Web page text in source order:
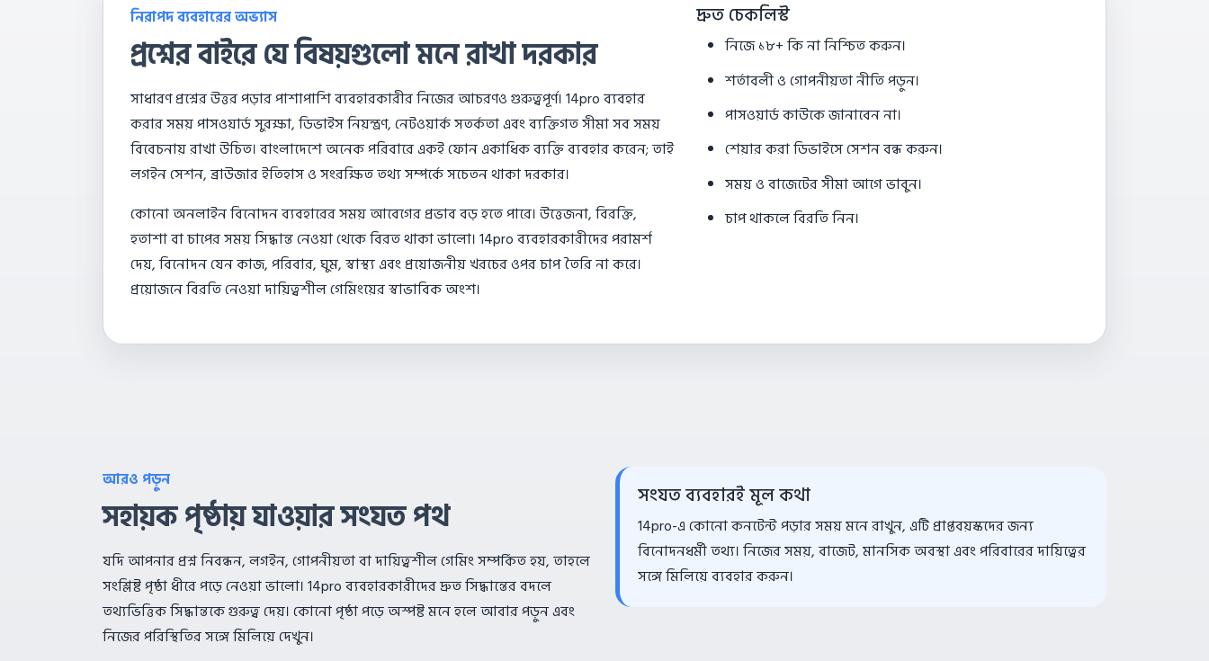
নিরাপদ ব্যবহারের অভ্যাস
প্রশ্নের বাইরে যে বিষয়গুলো মনে রাখা দরকার
সাধারণ প্রশ্নের উত্তর পড়ার পাশাপাশি ব্যবহারকারীর নিজের আচরণও গুরুত্বপূর্ণ। 14pro ব্যবহার
করার সময় পাসওয়ার্ড সুরক্ষা, ডিভাইস নিয়ন্ত্রণ, নেটওয়ার্ক সতর্কতা এবং ব্যক্তিগত সীমা সব সময়
বিবেচনায় রাখা উচিত। বাংলাদেশে অনেক পরিবারে একই ফোন একাধিক ব্যক্তি ব্যবহার করেন; তাই
লগইন সেশন, ব্রাউজার ইতিহাস ও সংরক্ষিত তথ্য সম্পর্কে সচেতন থাকা দরকার।
কোনো অনলাইন বিনোদন ব্যবহারের সময় আবেগের প্রভাব বড় হতে পারে। উত্তেজনা, বিরক্তি,
হতাশা বা চাপের সময় সিদ্ধান্ত নেওয়া থেকে বিরত থাকা ভালো। 14pro ব্যবহারকারীদের পরামর্শ
দেয়, বিনোদন যেন কাজ, পরিবার, ঘুম, স্বাস্থ্য এবং প্রয়োজনীয় খরচের ওপর চাপ তৈরি না করে।
প্রয়োজনে বিরতি নেওয়া দায়িত্বশীল গেমিংয়ের স্বাভাবিক অংশ।
দ্রুত চেকলিস্ট
নিজে ১৮+ কি না নিশ্চিত করুন।
শর্তাবলী ও গোপনীয়তা নীতি পড়ুন।
পাসওয়ার্ড কাউকে জানাবেন না।
শেয়ার করা ডিভাইসে সেশন বন্ধ করুন।
সময় ও বাজেটের সীমা আগে ভাবুন।
চাপ থাকলে বিরতি নিন।
আরও পড়ুন
সহায়ক পৃষ্ঠায় যাওয়ার সংযত পথ
যদি আপনার প্রশ্ন নিবন্ধন, লগইন, গোপনীয়তা বা দায়িত্বশীল গেমিং সম্পর্কিত হয়, তাহলে
সংশ্লিষ্ট পৃষ্ঠা ধীরে পড়ে নেওয়া ভালো। 14pro ব্যবহারকারীদের দ্রুত সিদ্ধান্তের বদলে
তথ্যভিত্তিক সিদ্ধান্তকে গুরুত্ব দেয়। কোনো পৃষ্ঠা পড়ে অস্পষ্ট মনে হলে আবার পড়ুন এবং
নিজের পরিস্থিতির সঙ্গে মিলিয়ে দেখুন।
সংযত ব্যবহারই মূল কথা
14pro-এ কোনো কনটেন্ট পড়ার সময় মনে রাখুন, এটি প্রাপ্তবয়স্কদের জন্য
বিনোদনধর্মী তথ্য। নিজের সময়, বাজেট, মানসিক অবস্থা এবং পরিবারের দায়িত্বের
সঙ্গে মিলিয়ে ব্যবহার করুন।